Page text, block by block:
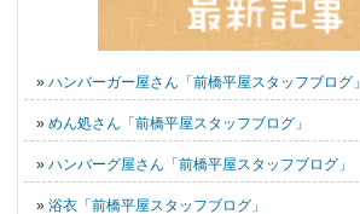
» ハンバーガー屋さん「前橋平屋スタッフブログ」
» めん処さん「前橋平屋スタッフブログ」
» ハンバーグ屋さん「前橋平屋スタッフブログ」
» 浴衣「前橋平屋スタッフブログ」